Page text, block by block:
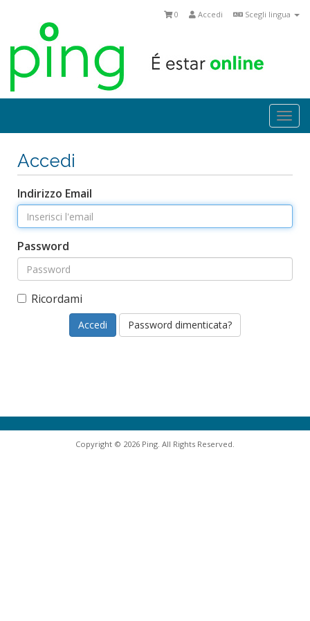
Scegli lingua
Accedi
0
Accedi
Indirizzo Email
Password
Ricordami
Password dimenticata?
Copyright © 2026 Ping. All Rights Reserved.